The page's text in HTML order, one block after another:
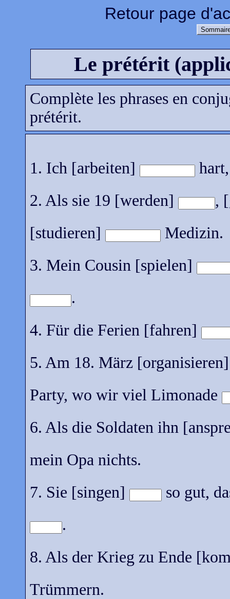
Retour page
Le prétérit
Complète les phrases en
prétérit.
1. Ich [arbeiten]
2. Als sie 19 [werden]
,
[studieren]
Medizin.
3. Mein Cousin [spielen]
.
4. Für die Ferien [fahren]
5. Am 18. März
Party, wo wir viel Limonade
6. Als die Soldaten ihn
mein Opa nichts.
7. Sie [singen]
so gut,
.
8. Als der Krieg zu Ende
Trümmern.